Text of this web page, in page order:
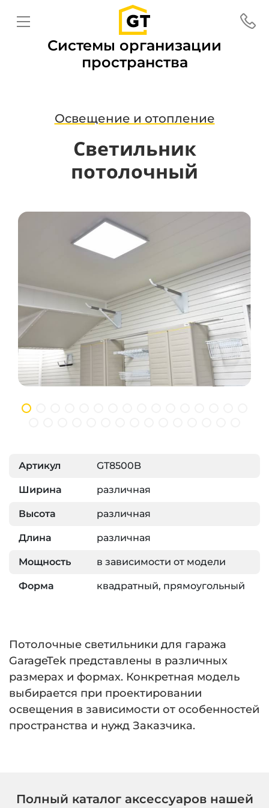
Системы организации
пространства
Освещение и отопление
Светильник
потолочный
Артикул GT8500B
Ширина различная
Высота различная
Длина различная
Мощность в зависимости от модели
Форма квадратный, прямоугольный
Потолочные светильники для гаража
GarageTek представлены в различных
размерах и формах. Конкретная модель
выбирается при проектировании
освещения в зависимости от особенностей
пространства и нужд Заказчика.
Полный каталог аксессуаров нашей